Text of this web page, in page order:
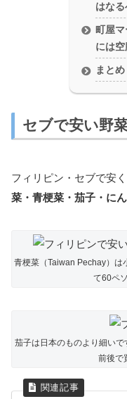
はなる
町屋
には
まとめ
セブで安い野
フィリピン・セブで安
菜・青梗菜・茄子・に
青梗菜（Taiwan Pechay）は
て60ペ
茄子は日本のものより細い
前後で